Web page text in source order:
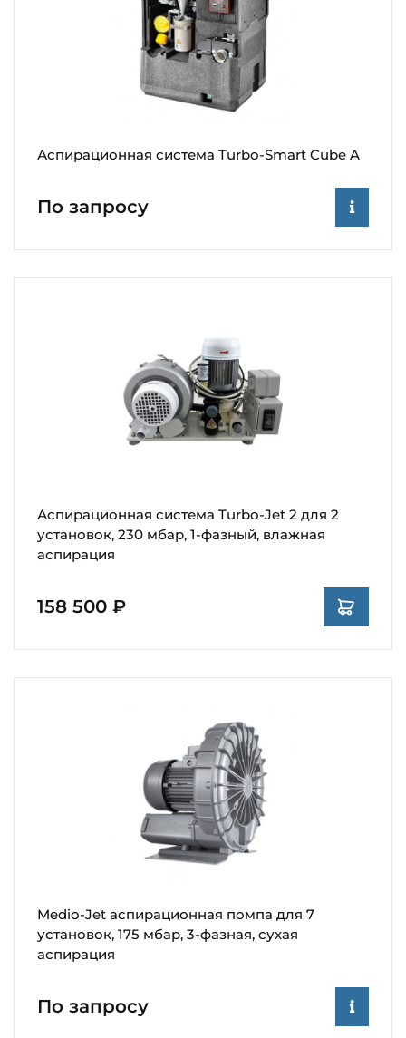
Аспирационная система Turbo-Smart Cube A
По запросу
Аспирационная система Turbo-Jet 2 для 2
установок, 230 мбар, 1-фазный, влажная
аспирация
158 500 ₽
Medio-Jet аспирационная помпа для 7
установок, 175 мбар, 3-фазная, сухая
аспирация
По запросу